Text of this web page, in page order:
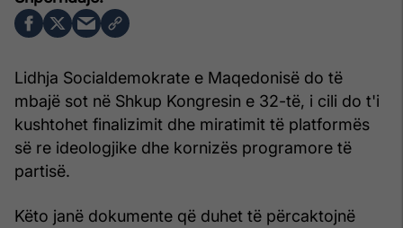
Lidhja Socialdemokrate e Maqedonisë do të
mbajë sot në Shkup Kongresin e 32-të, i cili do t'i
kushtohet finalizimit dhe miratimit të platformës
së re ideologjike dhe kornizës programore të
partisë.
Këto janë dokumente që duhet të përcaktojnë